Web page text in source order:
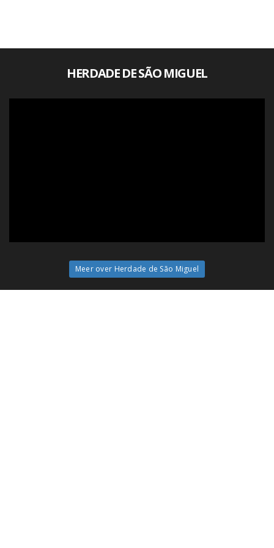
HERDADE DE SÃO MIGUEL
Meer over Herdade de São Miguel